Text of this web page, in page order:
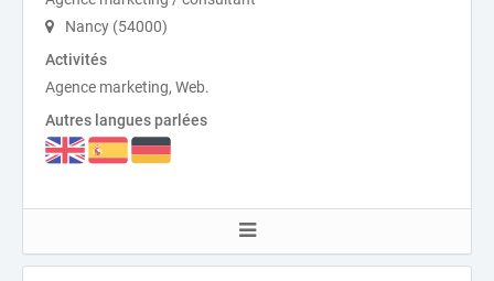
Nancy (54000)
Activités
Agence marketing, Web.
Autres langues parlées